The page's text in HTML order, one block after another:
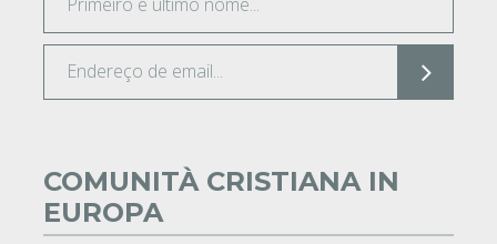
COMUNITÀ CRISTIANA IN
EUROPA